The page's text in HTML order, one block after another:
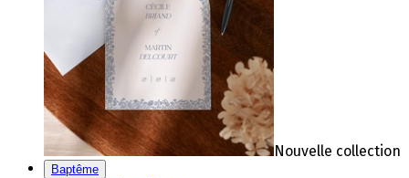
Nouvelle collection
Baptême